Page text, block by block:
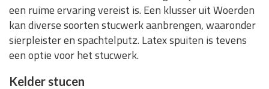
een ruime ervaring vereist is. Een klusser uit Woerden
kan diverse soorten stucwerk aanbrengen, waaronder
sierpleister en spachtelputz. Latex spuiten is tevens
een optie voor het stucwerk.
Kelder stucen